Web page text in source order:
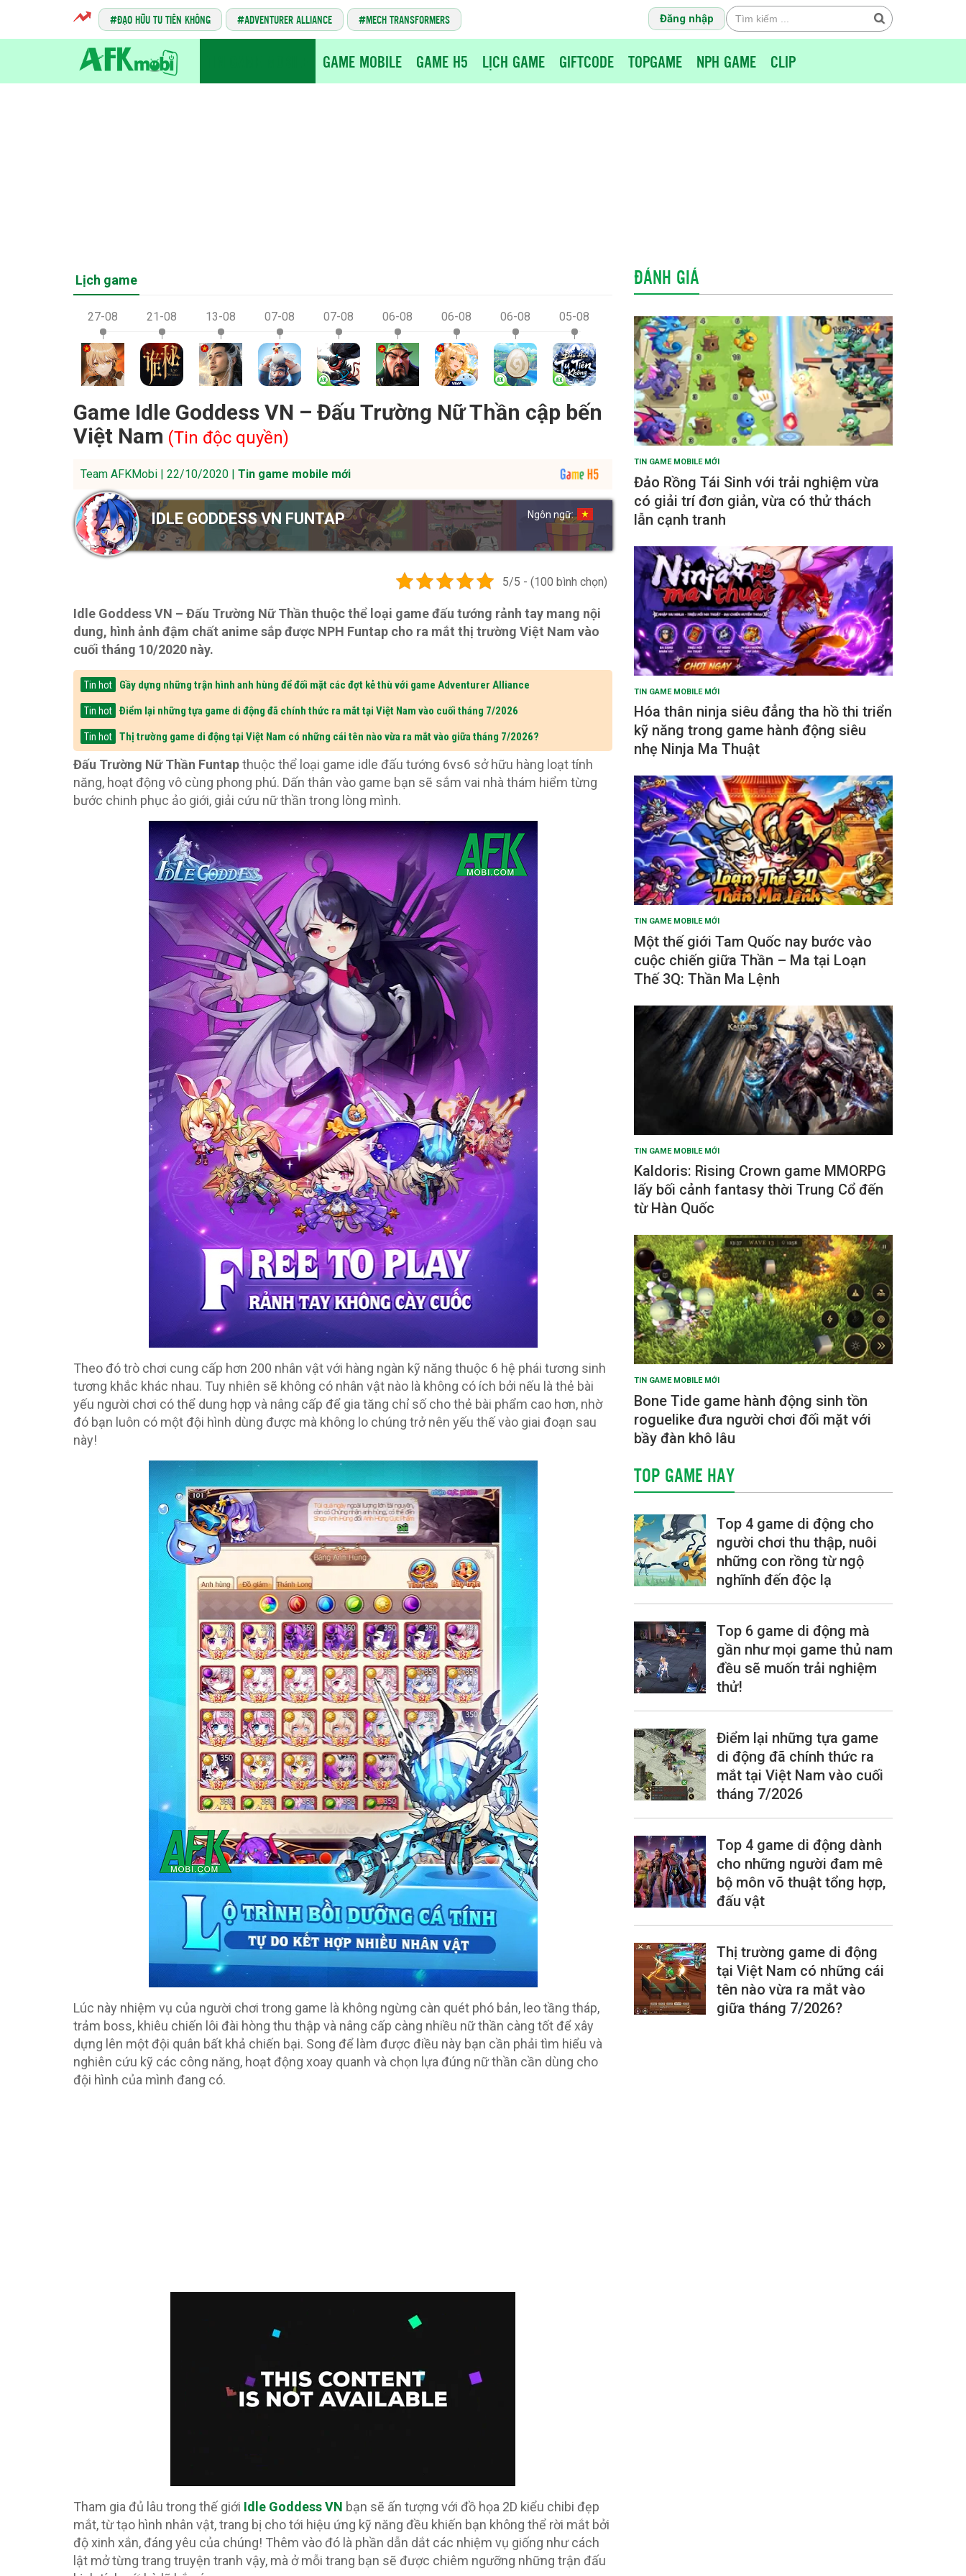
ĐẠO HỮU TU TIÊN KHÔNG ADVENTURER ALLIANCE MECH TRANSFORMERS Đăng nhập
GAME MOBILE GAME H5 LỊCH GAME GIFTCODE TOPGAME NPH GAME CLIP
Lịch game
27-08 21-08 13-08 07-08 07-08 06-08 06-08 06-08 05-08
Game Idle Goddess VN – Đấu Trường Nữ Thần cập bến
Việt Nam (Tin độc quyền)
Team AFKMobi | 22/10/2020 | Tin game mobile mới
IDLE GODDESS VN FUNTAP Ngôn ngữ:
5/5 - (100 bình chọn)
Idle Goddess VN – Đấu Trường Nữ Thần thuộc thể loại game đấu tướng rảnh tay mang nội
dung, hình ảnh đậm chất anime sắp được NPH Funtap cho ra mắt thị trường Việt Nam vào
cuối tháng 10/2020 này.
Tin hot Gầy dựng những trận hình anh hùng để đối mặt các đợt kẻ thù với game Adventurer Alliance
Tin hot Điểm lại những tựa game di động đã chính thức ra mắt tại Việt Nam vào cuối tháng 7/2026
Tin hot Thị trường game di động tại Việt Nam có những cái tên nào vừa ra mắt vào giữa tháng 7/2026?
Đấu Trường Nữ Thần Funtapthuộc thể loại game idle đấu tướng 6vs6 sở hữu hàng loạt tính
năng, hoạt động vô cùng phong phú. Dấn thân vào game bạn sẽ sắm vai nhà thám hiểm từng
bước chinh phục ảo giới, giải cứu nữ thần trong lòng mình.
Theo đó trò chơi cung cấp hơn 200 nhân vật với hàng ngàn kỹ năng thuộc 6 hệ phái tương sinh
tương khắc khác nhau. Tuy nhiên sẽ không có nhân vật nào là không có ích bởi nếu là thẻ bài
yếu người chơi có thể dung hợp và nâng cấp để gia tăng chỉ số cho thẻ bài phẩm cao hơn, nhờ
đó bạn luôn có một đội hình dùng được mà không lo chúng trở nên yếu thế vào giai đoạn sau
này!
Lúc này nhiệm vụ của người chơi trong game là không ngừng càn quét phó bản, leo tầng tháp,
trảm boss, khiêu chiến lôi đài hòng thu thập và nâng cấp càng nhiều nữ thần càng tốt để xây
dựng lên một đội quân bất khả chiến bại. Song để làm được điều này bạn cần phải tìm hiểu và
nghiên cứu kỹ các công năng, hoạt động xoay quanh và chọn lựa đúng nữ thần cần dùng cho
đội hình của mình đang có.
Tham gia đủ lâu trong thế giới Idle Goddess VN bạn sẽ ấn tượng với đồ họa 2D kiểu chibi đẹp
mắt, từ tạo hình nhân vật, trang bị cho tới hiệu ứng kỹ năng đều khiến bạn không thể rời mắt bởi
độ xinh xắn, đáng yêu của chúng! Thêm vào đó là phần dẫn dắt các nhiệm vụ giống như cách
lật mở từng trang truyện tranh vậy, mà ở mỗi trang bạn sẽ được chiêm ngưỡng những trận đấu
ĐÁNH GIÁ
TIN GAME MOBILE MỚI
Đảo Rồng Tái Sinh với trải nghiệm vừa
có giải trí đơn giản, vừa có thử thách
lẫn cạnh tranh
TIN GAME MOBILE MỚI
Hóa thân ninja siêu đẳng tha hồ thi triển
kỹ năng trong game hành động siêu
nhẹ Ninja Ma Thuật
TIN GAME MOBILE MỚI
Một thế giới Tam Quốc nay bước vào
cuộc chiến giữa Thần – Ma tại Loạn
Thế 3Q: Thần Ma Lệnh
TIN GAME MOBILE MỚI
Kaldoris: Rising Crown game MMORPG
lấy bối cảnh fantasy thời Trung Cổ đến
từ Hàn Quốc
TIN GAME MOBILE MỚI
Bone Tide game hành động sinh tồn
roguelike đưa người chơi đối mặt với
bầy đàn khô lâu
TOP GAME HAY
Top 4 game di động cho
người chơi thu thập, nuôi
những con rồng từ ngộ
nghĩnh đến độc lạ
Top 6 game di động mà
gần như mọi game thủ nam
đều sẽ muốn trải nghiệm
thử!
Điểm lại những tựa game
di động đã chính thức ra
mắt tại Việt Nam vào cuối
tháng 7/2026
Top 4 game di động dành
cho những người đam mê
bộ môn võ thuật tổng hợp,
đấu vật
Thị trường game di động
tại Việt Nam có những cái
tên nào vừa ra mắt vào
giữa tháng 7/2026?